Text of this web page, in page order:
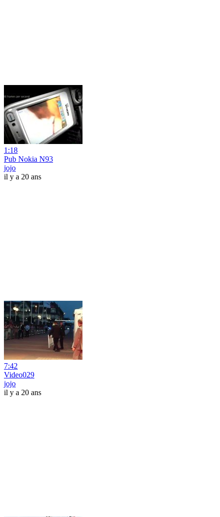
1:18
Pub Nokia N93
jojo
il y a 20 ans
7:42
Video029
jojo
il y a 20 ans